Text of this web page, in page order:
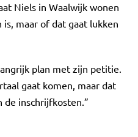
Niels in Waalwijk wonen
maar of dat gaat lukken
plan met zijn petitie.
gaat komen, maar dat
de inschrijfkosten.”